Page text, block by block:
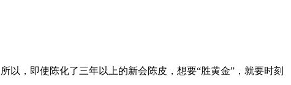
，即使陈化了三年以上的新会陈皮，想要“胜黄金”，就要时刻